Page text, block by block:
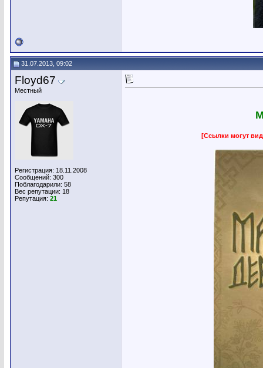
31.07.2013, 09:02
Floyd67
Местный
Регистрация: 18.11.2008
Сообщений: 300
Поблагодарили: 58
Вес репутации: 18
Репутация: 21
[Ссылки могут